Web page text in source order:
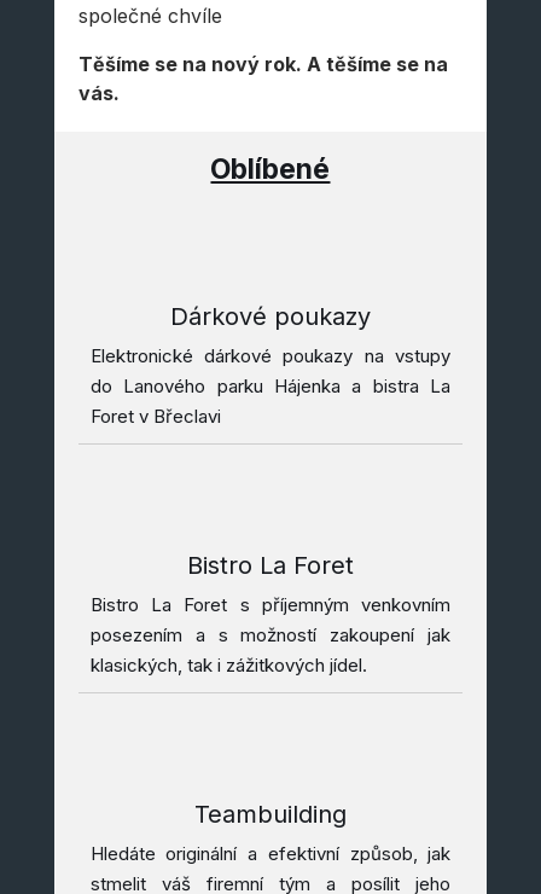
společné chvíle
Těšíme se na nový rok. A těšíme se na
vás.
Oblíbené
Dárkové poukazy
Elektronické dárkové poukazy na vstupy
do Lanového parku Hájenka a bistra La
Foret v Břeclavi
Bistro La Foret
Bistro La Foret s příjemným venkovním
posezením a s možností zakoupení jak
klasických, tak i zážitkových jídel.
Teambuilding
Hledáte originální a efektivní způsob, jak
stmelit váš firemní tým a posílit jeho